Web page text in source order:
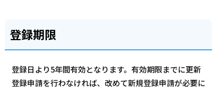
登録期限
登録日より5年間有効となります。有効期限までに更新
登録申請を行わなければ、改めて新規登録申請が必要に